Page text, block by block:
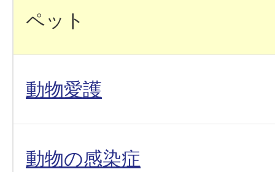
ペット
動物愛護
動物の感染症